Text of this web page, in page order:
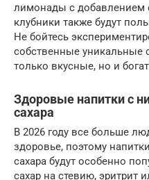
лимонады с
клубники также будут
Не бойтесь
собственные уникальные
только вкусные, но и
Здоровые напитки с
сахара
В 2026 году все больше
здоровье, поэтому
сахара будут особенно
сахар на стевию, эритрит